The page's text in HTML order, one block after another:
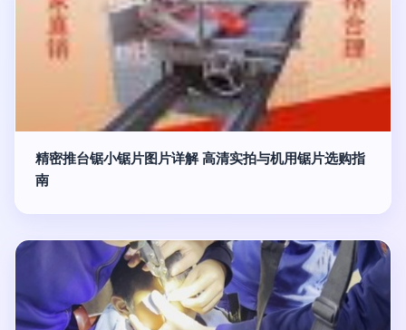
精密推台锯小锯片图片详解 高清实拍与机用锯片选购指
南